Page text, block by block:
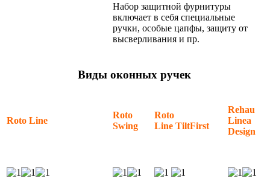
Набор защитной фурнитуры
включает в себя специальные
ручки, особые цапфы, защиту от
высверливания и пр.
Виды оконных ручек
Roto Line
Roto
Swing
Roto
Line TiltFirst
Rehau
Linea
Design